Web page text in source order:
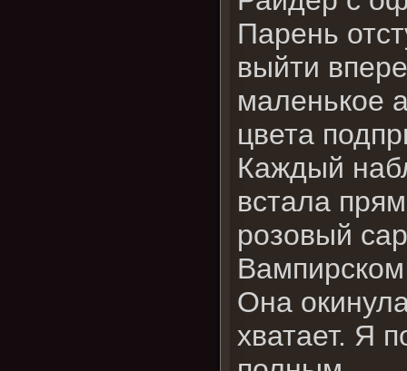
Парень
выйти
маленькое
цвета
Каждый
встала
розовый
Она
хватает. Я